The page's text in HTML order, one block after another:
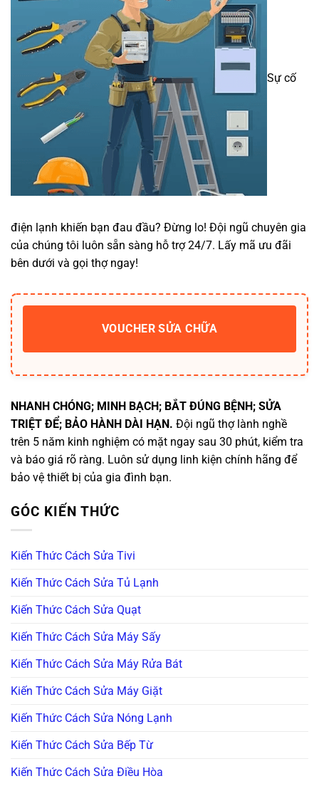
Sự cố
điện lạnh khiến bạn đau đầu? Đừng lo! Đội ngũ chuyên gia
của chúng tôi luôn sẵn sàng hỗ trợ 24/7. Lấy mã ưu đãi
bên dưới và gọi thợ ngay!
VOUCHER SỬA CHỮA
NHANH CHÓNG; MINH BẠCH; BẮT ĐÚNG BỆNH; SỬA
TRIỆT ĐỂ; BẢO HÀNH DÀI HẠN. Đội ngũ thợ lành nghề
trên 5 năm kinh nghiệm có mặt ngay sau 30 phút, kiểm tra
và báo giá rõ ràng. Luôn sử dụng linh kiện chính hãng để
bảo vệ thiết bị của gia đình bạn.
GÓC KIẾN THỨC
Kiến Thức Cách Sửa Tivi
Kiến Thức Cách Sửa Tủ Lạnh
Kiến Thức Cách Sửa Quạt
Kiến Thức Cách Sửa Máy Sấy
Kiến Thức Cách Sửa Máy Rửa Bát
Kiến Thức Cách Sửa Máy Giặt
Kiến Thức Cách Sửa Nóng Lạnh
Kiến Thức Cách Sửa Bếp Từ
Kiến Thức Cách Sửa Điều Hòa